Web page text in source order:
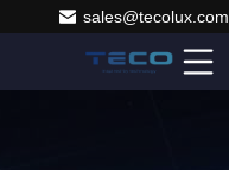
sales@tecolux.com